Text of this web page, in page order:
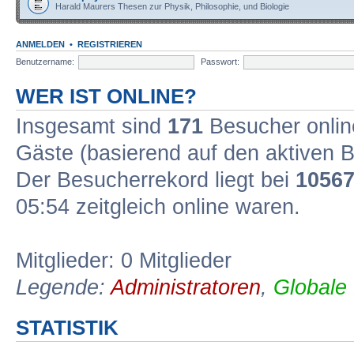
Harald Maurers Thesen zur Physik, Philosophie, und Biologie
ANMELDEN • REGISTRIEREN
Benutzername:
Passwort:
WER IST ONLINE?
Insgesamt sind 171 Besucher
Gäste (basierend auf den aktiven
Der Besucherrekord liegt bei 10567
05:54 zeitgleich online waren.
Mitglieder: 0 Mitglieder
Legende:Administratoren, Globale
STATISTIK